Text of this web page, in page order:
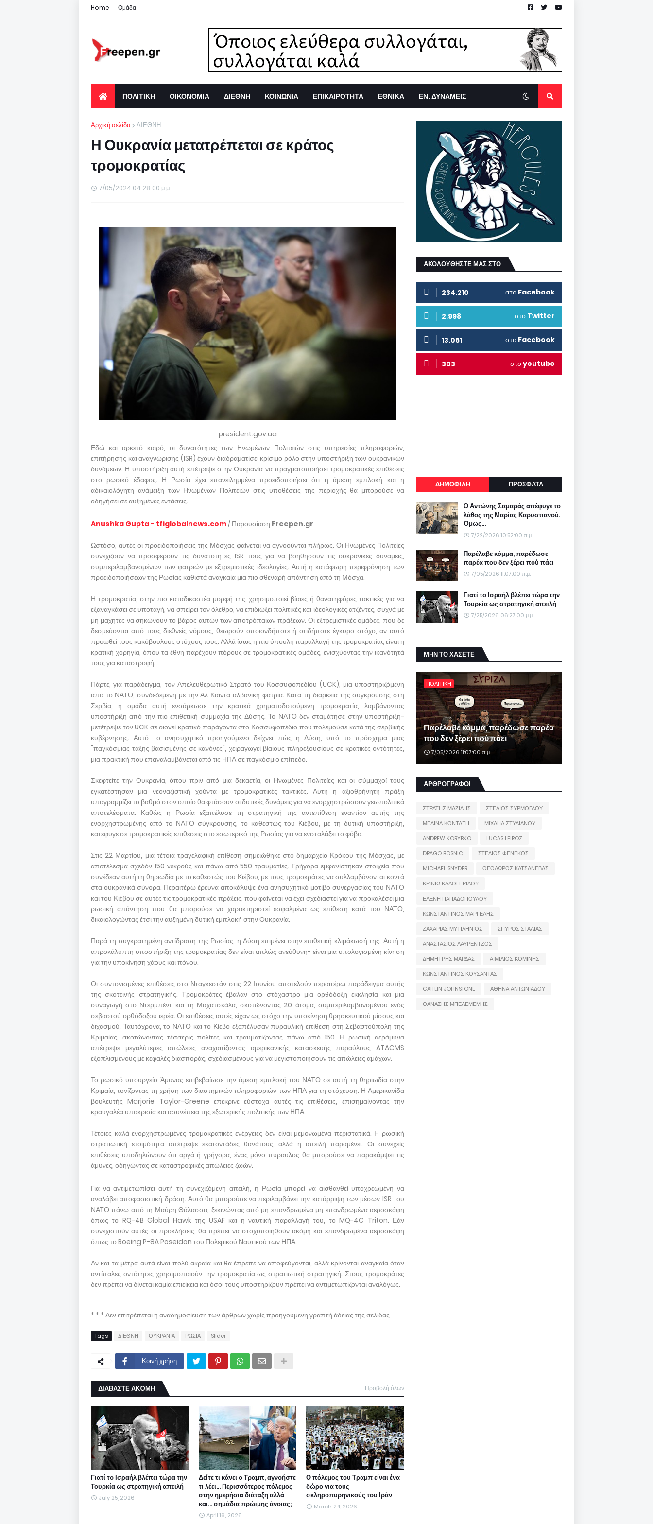
Home Ομάδα
ΠΟΛΙΤΙΚΗ ΟΙΚΟΝΟΜΙΑ ΔΙΕΘΝΗ ΚΟΙΝΩΝΙΑ ΕΠΙΚΑΙΡΟΤΗΤΑ ΕΘΝΙΚΑ ΕΝ. ΔΥΝΑΜΕΙΣ
Αρχική σελίδα ΔΙΕΘΝΗ
Η Ουκρανία μετατρέπεται σε κράτος
τρομοκρατίας
7/05/2024 04:28:00 μ.μ.
president.gov.ua
Εδώ και αρκετό καιρό, οι δυνατότητες των Ηνωμένων Πολιτειών στις υπηρεσίες πληροφοριών,
επιτήρησης και αναγνώρισης (ISR) έχουν διαδραματίσει κρίσιμο ρόλο στην υποστήριξη των ουκρανικών
δυνάμεων. Η υποστήριξη αυτή επέτρεψε στην Ουκρανία να πραγματοποιήσει τρομοκρατικές επιθέσεις
στο ρωσικό έδαφος. Η Ρωσία έχει επανειλημμένα προειδοποιήσει ότι η άμεση εμπλοκή και η
αδικαιολόγητη ανάμειξη των Ηνωμένων Πολιτειών στις υποθέσεις της περιοχής θα μπορούσε να
οδηγήσει σε αυξημένες εντάσεις.
Anushka Gupta - tfiglobalnews.com/ Παρουσίαση Freepen.gr
Ωστόσο, αυτές οι προειδοποιήσεις της Μόσχας φαίνεται να αγνοούνται πλήρως. Οι Ηνωμένες Πολιτείες
συνεχίζουν να προσφέρουν τις δυνατότητες ISR τους για να βοηθήσουν τις ουκρανικές δυνάμεις,
συμπεριλαμβανομένων των φατριών με εξτρεμιστικές ιδεολογίες. Αυτή η κατάφωρη περιφρόνηση των
προειδοποιήσεων της Ρωσίας καθιστά αναγκαία μια πιο σθεναρή απάντηση από τη Μόσχα.
Η τρομοκρατία, στην πιο καταδικαστέα μορφή της, χρησιμοποιεί βίαιες ή θανατηφόρες τακτικές για να
εξαναγκάσει σε υποταγή, να σπείρει τον όλεθρο, να επιδιώξει πολιτικές και ιδεολογικές ατζέντες, συχνά με
μη μαχητές να σηκώνουν το βάρος αυτών των αποτρόπαιων πράξεων. Οι εξτρεμιστικές ομάδες, που δε
δεσμεύονται από τους διεθνείς νόμους, θεωρούν οποιονδήποτε ή οτιδήποτε έγκυρο στόχο, αν αυτό
προωθεί τους κακόβουλους στόχους τους. Αλλά ίσως η πιο ύπουλη παραλλαγή της τρομοκρατίας είναι η
κρατική χορηγία, όπου τα έθνη παρέχουν πόρους σε τρομοκρατικές ομάδες, ενισχύοντας την ικανότητά
τους για καταστροφή.
Πάρτε, για παράδειγμα, τον Απελευθερωτικό Στρατό του Κοσσυφοπεδίου (UCK), μια υποστηριζόμενη
από το ΝΑΤΟ, συνδεδεμένη με την Αλ Κάιντα αλβανική φατρία. Κατά τη διάρκεια της σύγκρουσης στη
Σερβία, η ομάδα αυτή ενσάρκωσε την κρατικά χρηματοδοτούμενη τρομοκρατία, λαμβάνοντας
υποστήριξη από την πιο επιθετική συμμαχία της Δύσης. Το ΝΑΤΟ δεν σταμάτησε στην υποστήριξη-
μετέτρεψε τον UCK σε οιονεί κρατικό παράγοντα στο Κοσσυφοπέδιο που πολεμούσε κατά της σερβικής
κυβέρνησης. Αυτό το ανησυχητικό προηγούμενο δείχνει πώς η Δύση, υπό το πρόσχημα μιας
"παγκόσμιας τάξης βασισμένης σε κανόνες", χειραγωγεί βίαιους πληρεξουσίους σε κρατικές οντότητες,
μια πρακτική που επαναλαμβάνεται από τις ΗΠΑ σε παγκόσμιο επίπεδο.
Σκεφτείτε την Ουκρανία, όπου πριν από μια δεκαετία, οι Ηνωμένες Πολιτείες και οι σύμμαχοί τους
εγκατέστησαν μια νεοναζιστική χούντα με τρομοκρατικές τακτικές. Αυτή η αξιοθρήνητη πράξη
υπογραμμίζει το βαθμό στον οποίο θα φτάσουν οι δυτικές δυνάμεις για να ενορχηστρώσουν γεωπολιτικά
αποτελέσματα. Καθώς η Ρωσία εξαπέλυσε τη στρατηγική της αντεπίθεση εναντίον αυτής της
ενορχηστρωμένης από το ΝΑΤΟ σύγκρουσης, το καθεστώς του Κιέβου, με τη δυτική υποστήριξη,
κατέφυγε σε τρομοκρατικές επιθέσεις στο εσωτερικό της Ρωσίας για να ενσταλάξει το φόβο.
Στις 22 Μαρτίου, μια τέτοια τραγελαφική επίθεση σημειώθηκε στο δημαρχείο Κρόκου της Μόσχας, με
αποτέλεσμα σχεδόν 150 νεκρούς και πάνω από 550 τραυματίες. Γρήγορα εμφανίστηκαν στοιχεία που
συνέδεαν αυτή τη θηριωδία με το καθεστώς του Κιέβου, με τους τρομοκράτες να συλλαμβάνονται κοντά
στα ουκρανικά σύνορα. Περαιτέρω έρευνα αποκάλυψε ένα ανησυχητικό μοτίβο συνεργασίας του ΝΑΤΟ
και του Κιέβου σε αυτές τις τρομοκρατικές πράξεις, που φαίνεται να έχει σχεδιαστεί για να προκαλέσει μια
ρωσική απάντηση που θα μπορούσε να χαρακτηριστεί εσφαλμένα ως επίθεση κατά του ΝΑΤΟ,
δικαιολογώντας έτσι την αυξημένη δυτική εμπλοκή στην Ουκρανία.
Παρά τη συγκρατημένη αντίδραση της Ρωσίας, η Δύση επιμένει στην επιθετική κλιμάκωσή της. Αυτή η
απροκάλυπτη υποστήριξη της τρομοκρατίας δεν είναι απλώς ανεύθυνη- είναι μια υπολογισμένη κίνηση
για την υποκίνηση χάους και πόνου.
Οι συντονισμένες επιθέσεις στο Νταγκεστάν στις 22 Ιουνίου αποτελούν περαιτέρω παράδειγμα αυτής
της σκοτεινής στρατηγικής. Τρομοκράτες έβαλαν στο στόχαστρο μια ορθόδοξη εκκλησία και μια
συναγωγή στο Ντερμπέντ και τη Μαχατσκάλα, σκοτώνοντας 20 άτομα, συμπεριλαμβανομένου ενός
σεβαστού ορθόδοξου ιερέα. Οι επιθέσεις αυτές είχαν ως στόχο την υποκίνηση θρησκευτικού μίσους και
διχασμού. Ταυτόχρονα, το ΝΑΤΟ και το Κίεβο εξαπέλυσαν πυραυλική επίθεση στη Σεβαστούπολη της
Κριμαίας, σκοτώνοντας τέσσερις πολίτες και τραυματίζοντας πάνω από 150. Η ρωσική αεράμυνα
απέτρεψε μεγαλύτερες απώλειες αναχαιτίζοντας αμερικανικής κατασκευής πυραύλους ATACMS
εξοπλισμένους με κεφαλές διασποράς, σχεδιασμένους για να μεγιστοποιήσουν τις απώλειες αμάχων.
Το ρωσικό υπουργείο Άμυνας επιβεβαίωσε την άμεση εμπλοκή του ΝΑΤΟ σε αυτή τη θηριωδία στην
Κριμαία, τονίζοντας τη χρήση των διαστημικών πληροφοριών των ΗΠΑ για τη στόχευση. Η Αμερικανίδα
βουλευτής Marjorie Taylor-Greene επέκρινε εύστοχα αυτές τις επιθέσεις, επισημαίνοντας την
κραυγαλέα υποκρισία και ασυνέπεια της εξωτερικής πολιτικής των ΗΠΑ.
Τέτοιες καλά ενορχηστρωμένες τρομοκρατικές ενέργειες δεν είναι μεμονωμένα περιστατικά. Η ρωσική
στρατιωτική ετοιμότητα απέτρεψε εκατοντάδες θανάτους, αλλά η απειλή παραμένει. Οι συνεχείς
επιθέσεις υποδηλώνουν ότι αργά ή γρήγορα, ένας μόνο πύραυλος θα μπορούσε να παρακάμψει τις
άμυνες, οδηγώντας σε καταστροφικές απώλειες ζωών.
Για να αντιμετωπίσει αυτή τη συνεχιζόμενη απειλή, η Ρωσία μπορεί να αισθανθεί υποχρεωμένη να
αναλάβει αποφασιστική δράση. Αυτό θα μπορούσε να περιλαμβάνει την κατάρριψη των μέσων ISR του
ΝΑΤΟ πάνω από τη Μαύρη Θάλασσα, ξεκινώντας από μη επανδρωμένα μη επανδρωμένα αεροσκάφη
όπως το RQ-4B Global Hawk της USAF και η ναυτική παραλλαγή του, το MQ-4C Triton. Εάν
συνεχιστούν αυτές οι προκλήσεις, θα πρέπει να στοχοποιηθούν ακόμη και επανδρωμένα αεροσκάφη
όπως το Boeing P-8A Poseidon του Πολεμικού Ναυτικού των ΗΠΑ.
Αν και τα μέτρα αυτά είναι πολύ ακραία και θα έπρεπε να αποφεύγονται, αλλά κρίνονται αναγκαία όταν
αντίπαλες οντότητες χρησιμοποιούν την τρομοκρατία ως στρατιωτική στρατηγική. Στους τρομοκράτες
δεν πρέπει να δίνεται καμία επιείκεια και όσοι τους υποστηρίζουν πρέπει να αντιμετωπίζονται αναλόγως.
* * * Δεν επιτρέπεται η αναδημοσίευση των άρθρων χωρίς προηγούμενη γραπτή άδειας της σελίδας
Tags ΔΙΕΘΝΗ ΟΥΚΡΑΝΙΑ ΡΩΣΙΑ Slider
Κοινή χρήση
ΔΙΑΒΑΣΤΕ ΑΚΌΜΗ Προβολή όλων
Γιατί το Ισραήλ βλέπει τώρα την
Τουρκία ως στρατηγική απειλή
July 25, 2026
Δείτε τι κάνει ο Τραμπ, αγνοήστε
τι λέει... Περισσότερος πόλεμος
στην ημερήσια διάταξη αλλά
και... σημάδια πρώιμης άνοιας;
April 16, 2026
Ο πόλεμος του Τραμπ είναι ένα
δώρο για τους
σκληροπυρηνικούς του Ιράν
March 24, 2026
ΑΚΟΛΟΥΘΗΣΤΕ ΜΑΣ ΣΤΟ
234.210 στο Facebook
2.998 στο Twitter
13.061 στο Facebook
303 στοyoutube
ΔΗΜΟΦΙΛΗ ΠΡΟΣΦΑΤΑ
Ο Αντώνης Σαμαράς απέφυγε το
λάθος της Μαρίας Καρυστιανού.
Όμως...
7/22/2026 10:52:00 π.μ.
Παρέλαβε κόμμα, παρέδωσε
παρέα που δεν ξέρει πού πάει
7/05/2026 11:07:00 π.μ.
Γιατί το Ισραήλ βλέπει τώρα την
Τουρκία ως στρατηγική απειλή
7/25/2026 06:27:00 μ.μ.
ΜΗΝ ΤΟ ΧΑΣΕΤΕ
ΠΟΛΙΤΙΚΗ
Παρέλαβε κόμμα, παρέδωσε παρέα
που δεν ξέρει πού πάει
7/05/2026 11:07:00 π.μ.
ΑΡΘΡΟΓΡΑΦΟΙ
ΣΤΡΑΤΗΣ ΜΑΖΙΔΗΣ
ΣΤΕΛΙΟΣ ΣΥΡΜΟΓΛΟΥ
ΜΕΛΙΝΑ ΚΟΝΤΑΞΗ
ΜΙΧΑΗΛ ΣΤΥΛΙΑΝΟΥ
ANDREW KORYBKO
LUCAS LEIROZ
DRAGO BOSNIC
ΣΤΕΛΙΟΣ ΦΕΝΕΚΟΣ
MICHAEL SNYDER
ΘΕΟΔΩΡΟΣ ΚΑΤΣΑΝΕΒΑΣ
ΚΡΙΝΙΩ ΚΑΛΟΓΕΡΙΔΟΥ
ΕΛΕΝΗ ΠΑΠΑΔΟΠΟΥΛΟΥ
ΚΩΝΣΤΑΝΤΙΝΟΣ ΜΑΡΓΕΛΗΣ
ΖΑΧΑΡΙΑΣ ΜΥΤΙΛΗΝΙΟΣ
ΣΠΥΡΟΣ ΣΤΑΛΙΑΣ
ΑΝΑΣΤΑΣΙΟΣ ΛΑΥΡΕΝΤΖΟΣ
ΔΗΜΗΤΡΗΣ ΜΑΡΔΑΣ
ΑΙΜΙΛΙΟΣ ΚΟΜΙΝΗΣ
ΚΩΝΣΤΑΝΤΙΝΟΣ ΚΟΥΣΑΝΤΑΣ
CAITLIN JOHNSTONE
ΑΘΗΝΑ ΑΝΤΩΝΙΑΔΟΥ
ΘΑΝΑΣΗΣ ΜΠΕΛΕΜΕΜΗΣ